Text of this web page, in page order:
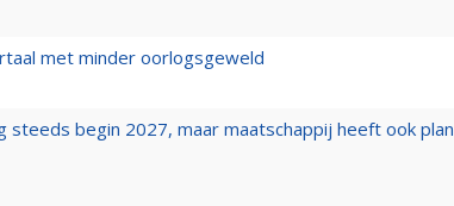
met minder oorlogsgeweld
steeds begin 2027, maar maatschappij heeft ook plan